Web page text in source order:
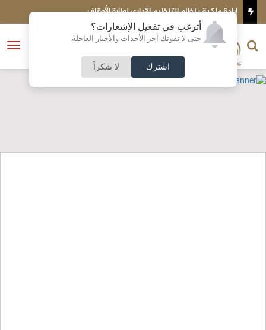
أترغب في تفعيل الإشعارات؟
حتى لا تفوتك آخر الأحداث والأخبار العاجلة
اشترك لا شكراً
التنظيم الإداري لوزارة الأوقاف إحالة محمد عبد
فتح
الناشر و رئيس التحرير
النسخة الكاملة